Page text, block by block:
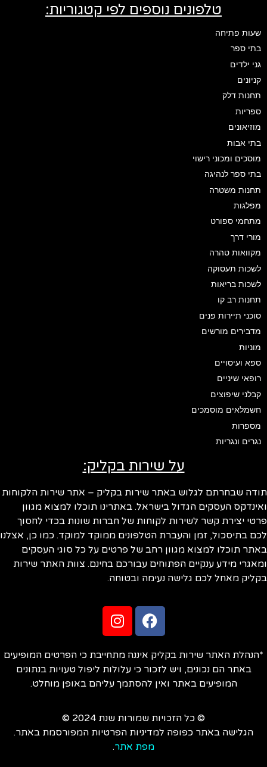
טלפונים נוספים לפי קטגוריות:
שעות פתיחה
בתי ספר
גני ילדים
קניונים
תחנות דלק
ספריות
מוזיאונים
בתי אבות
מוסכים ומכוני רישוי
בתי ספר לנהיגה
תחנות משטרה
מפלגות
מתחמי ספורט
מורי דרך
מקוואות טהרה
לשכות תעסוקה
לשכות בריאות
תחנות רב קו
סוכני תיירות פנים
מדבירים מורשים
מוניות
ספא ועיסויים
רופאי שיניים
קבלני שיפוצים
חשמלאים מוסמכים
מספרות
נגרים ונגריות
על שירות בקליק:
שבחרתם לגלוש באתר שירות בקליק – אתר שירות הלקוחות
העסקים הגדול בישראל. באתרינו תוכלו למצוא מגוון
יצירת קשר לשירות לקוחות של חברות שונות בכדי לחסוך
בתיסכול, זמן והעברת הטלפונים ממוקד למוקד. כמו כן, אצלנו
תוכלו למצוא מגוון רחב של פרטים על כל סוגי העסקים
מידע ענקיים הפתוחים עבורכם בחינם. צוות האתר שירות
מאחל לכם גלישה נעימה ובטוחה.
האתר שירות בקליק איננה מתחייבת כי הפרטים המופיעים
באתר הם נכונים, ויש לזכור כי עלולות ליפול טעויות בנתונים
המופיעים באתר ואין להסתמך עליהם באופן מוחלט.
© כל הזכויות שמורות שנת 2024 ©
הגלישה באתר כפופה למדיניות הפרטיות המפורסמת באתר.
מפת אתר.